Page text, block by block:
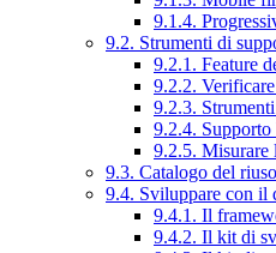
9.1.4.
9.2. Strumenti di
9.2.1. Feature
9.2.2.
9.2.3.
9.2.4. Supporto
9.2.5. Misurare
9.3. Catalogo del riuso
9.4. Sviluppare con il
9.4.1. Il
9.4.2. Il kit di